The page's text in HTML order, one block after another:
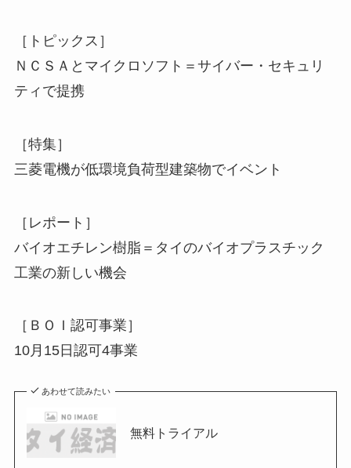
［トピックス］
ＮＣＳＡとマイクロソフト＝サイバー・セキュリ
ティで提携
［特集］
三菱電機が低環境負荷型建築物でイベント
［レポート］
バイオエチレン樹脂＝タイのバイオプラスチック
工業の新しい機会
［ＢＯＩ認可事業］
10月15日認可4事業
あわせて読みたい
無料トライアル